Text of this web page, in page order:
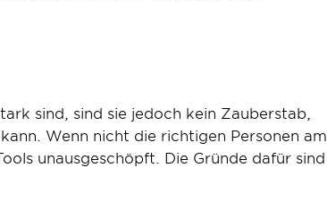
sind, sind sie jedoch kein Zauberstab,
Wenn nicht die richtigen Personen am
unausgeschöpft. Die Gründe dafür sind